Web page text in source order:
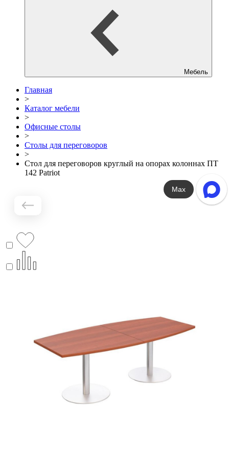
Мебель
Главная
>
Каталог мебели
>
Офисные столы
>
Столы для переговоров
>
Стол для переговоров круглый на опорах колоннах ПТ
142 Patriot
Max